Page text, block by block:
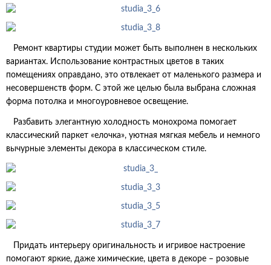
Ремонт квартиры студии может быть выполнен в нескольких
вариантах. Использование контрастных цветов в таких
помещениях оправдано, это отвлекает от маленького размера и
несовершенств форм. С этой же целью была выбрана сложная
форма потолка и многоуровневое освещение.
Разбавить элегантную холодность монохрома помогает
классический паркет «елочка», уютная мягкая мебель и немного
вычурные элементы декора в классическом стиле.
Придать интерьеру оригинальность и игривое настроение
помогают яркие, даже химические, цвета в декоре – розовые